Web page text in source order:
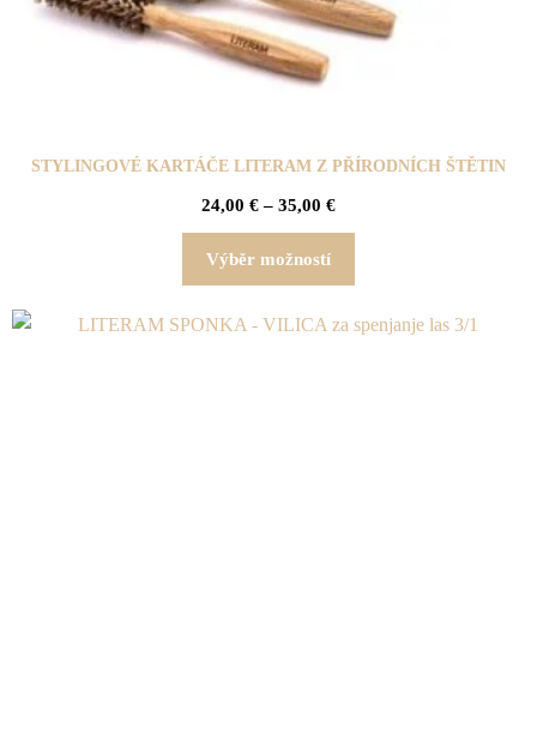
STYLINGOVÉ KARTÁČE LITERAM Z PŘÍRODNÍCH ŠTĚTIN
24,00 € – 35,00 €
Výběr možností